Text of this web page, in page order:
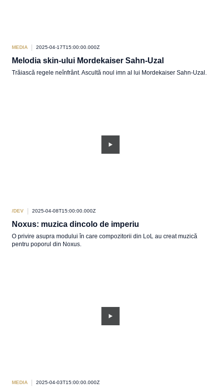
MEDIA 2025-04-17T15:00:00.000Z
Melodia skin-ului Mordekaiser Sahn-Uzal
Trăiască regele neînfrânt. Ascultă noul imn al lui Mordekaiser Sahn-Uzal.
/DEV 2025-04-08T15:00:00.000Z
Noxus: muzica dincolo de imperiu
O privire asupra modului în care compozitorii din LoL au creat muzică
pentru poporul din Noxus.
MEDIA 2025-04-03T15:00:00.000Z